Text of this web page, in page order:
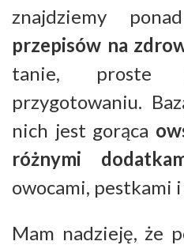
znajdziemy
przepisów na
tanie,
przygotowaniu.
nich jest gorąca
różnymi
owocami, pestkami i
Mam nadzieję, że